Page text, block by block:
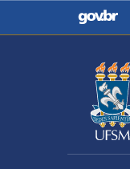
Casa Civil
Pecuária